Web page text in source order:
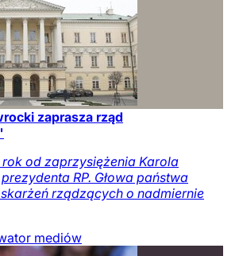
zaprasza rząd
od zaprzysiężenia Karola
RP. Głowa państwa
rządzących o nadmiernie
mediów